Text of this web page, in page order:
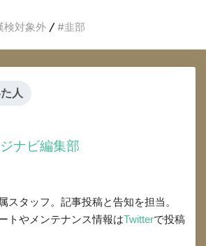
検対象外 韭部
人
ナビ編集部
スタッフ。記事投稿と告知を担当。
トやメンテナンス情報はTwitterで投稿